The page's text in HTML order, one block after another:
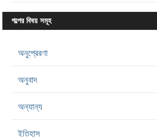
গল্পের বিষয় সমূহ
অনুপ্রেরণা
অনুবাদ
অন্যান্য
ইতিহাস